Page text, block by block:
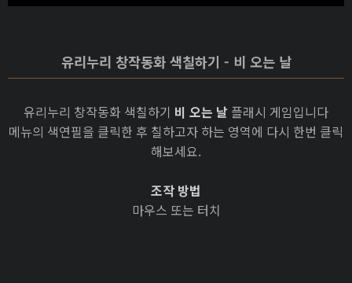
유리누리 창작동화 색칠하기 - 비 오는 날
유리누리 창작동화 색칠하기 비 오는 날 플래시 게임입니다
메뉴의 색연필을 클릭한 후 칠하고자 하는 영역에 다시 한번 클릭
해보세요.
조작 방법
마우스 또는 터치